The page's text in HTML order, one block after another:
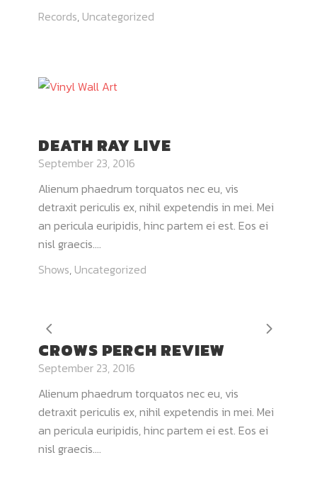
Records, Uncategorized
DEATH RAY LIVE
September 23, 2016
Alienum phaedrum torquatos nec eu, vis
detraxit periculis ex, nihil expetendis in mei. Mei
an pericula euripidis, hinc partem ei est. Eos ei
nisl graecis....
Shows, Uncategorized
CROWS PERCH REVIEW
September 23, 2016
Alienum phaedrum torquatos nec eu, vis
detraxit periculis ex, nihil expetendis in mei. Mei
an pericula euripidis, hinc partem ei est. Eos ei
nisl graecis....